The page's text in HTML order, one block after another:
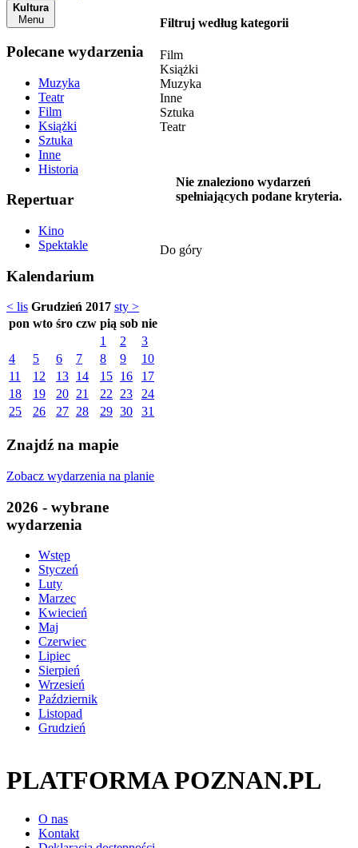
Kultura
Menu
Polecane wydarzenia
Muzyka
Teatr
Film
Książki
Sztuka
Inne
Historia
Repertuar
Kino
Spektakle
Kalendarium
< lis Grudzień 2017 sty >
pon wto śro czw pią sob nie
1
2
3
4
5 6 7 8 9
10
11
12 13 14 15 16
17
18
19 20 21 22 23
24
25
26 27 28 29 30 31
Znajdź na mapie
Zobacz wydarzenia na planie
2026 - wybrane
wydarzenia
Wstęp
Styczeń
Luty
Marzec
Kwiecień
Maj
Czerwiec
Lipiec
Sierpień
Wrzesień
Październik
Listopad
Grudzień
Filtruj według kategorii
Film
Książki
Muzyka
Inne
Sztuka
Teatr
Nie znaleziono wydarzeń
spełniających podane kryteria.
Do góry
PLATFORMA POZNAN.PL
O nas
Kontakt